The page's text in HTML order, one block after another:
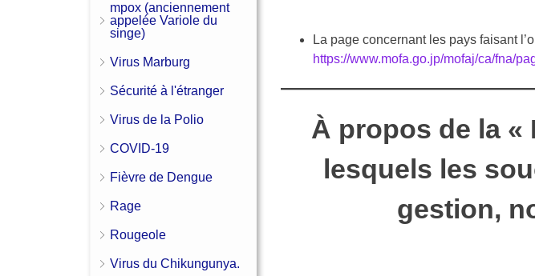
mpox (anciennement
appelée Variole du
singe)
Virus Marburg
Sécurité à l'étranger
Virus de la Polio
COVID-19
Fièvre de Dengue
Rage
Rougeole
Virus du Chikungunya.
La page concernant les pays faisant
https://www.mofa.go.jp/mofaj/ca/fna/
À propos de la
lesquels les
gestion,